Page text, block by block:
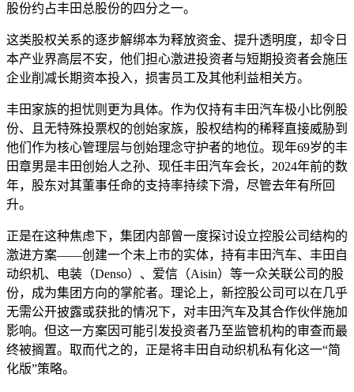
股份约占丰田总股份的四分之一。
这类股权关系的逐步解绑本为释放资金、提升透明度，却令日
本产业界高层不安，他们担心激进投资者与短期投资者会施压
企业削减长期资本投入，损害员工及其他利益相关方。
丰田家族的担忧则更为具体。作为仅持有丰田汽车极小比例股
份、且无特殊投票权的创始家族，股权结构的稀释直接威胁到
他们作为核心管理层与创始理念守护者的地位。现年69岁的丰
田章男是丰田创始人之孙、现任丰田汽车会长，2024年前的数
年，股东对其董事任命的支持率持续下滑，尽管去年有所回
升。
正是在这种焦虑下，集团内部曾一度探讨设立控股公司结构的
激进方案——创建一个未上市的实体，持有丰田汽车、丰田自
动织机、电装（Denso）、爱信（Aisin）等一众关联公司的股
份，成为集团方向的掌舵者。理论上，新控股公司可以在几乎
无需公开披露或获批的情况下，对丰田汽车及其合作伙伴施加
影响。但这一方案因可能引发投资者乃至监管机构的审查而最
终被搁置。取而代之的，正是将丰田自动织机私有化这一“简
化版”策略。